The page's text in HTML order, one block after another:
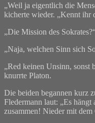
„Weil ja eigentlich die
kicherte wieder. „Kennt ihr
„Die Mission des
„Naja, welchen Sinn sich
„Red keinen Unsinn, sonst
knurrte Platon.
Die beiden begannen kurz
Fledermann laut: „Es hängt
zusammen! Nieder mit